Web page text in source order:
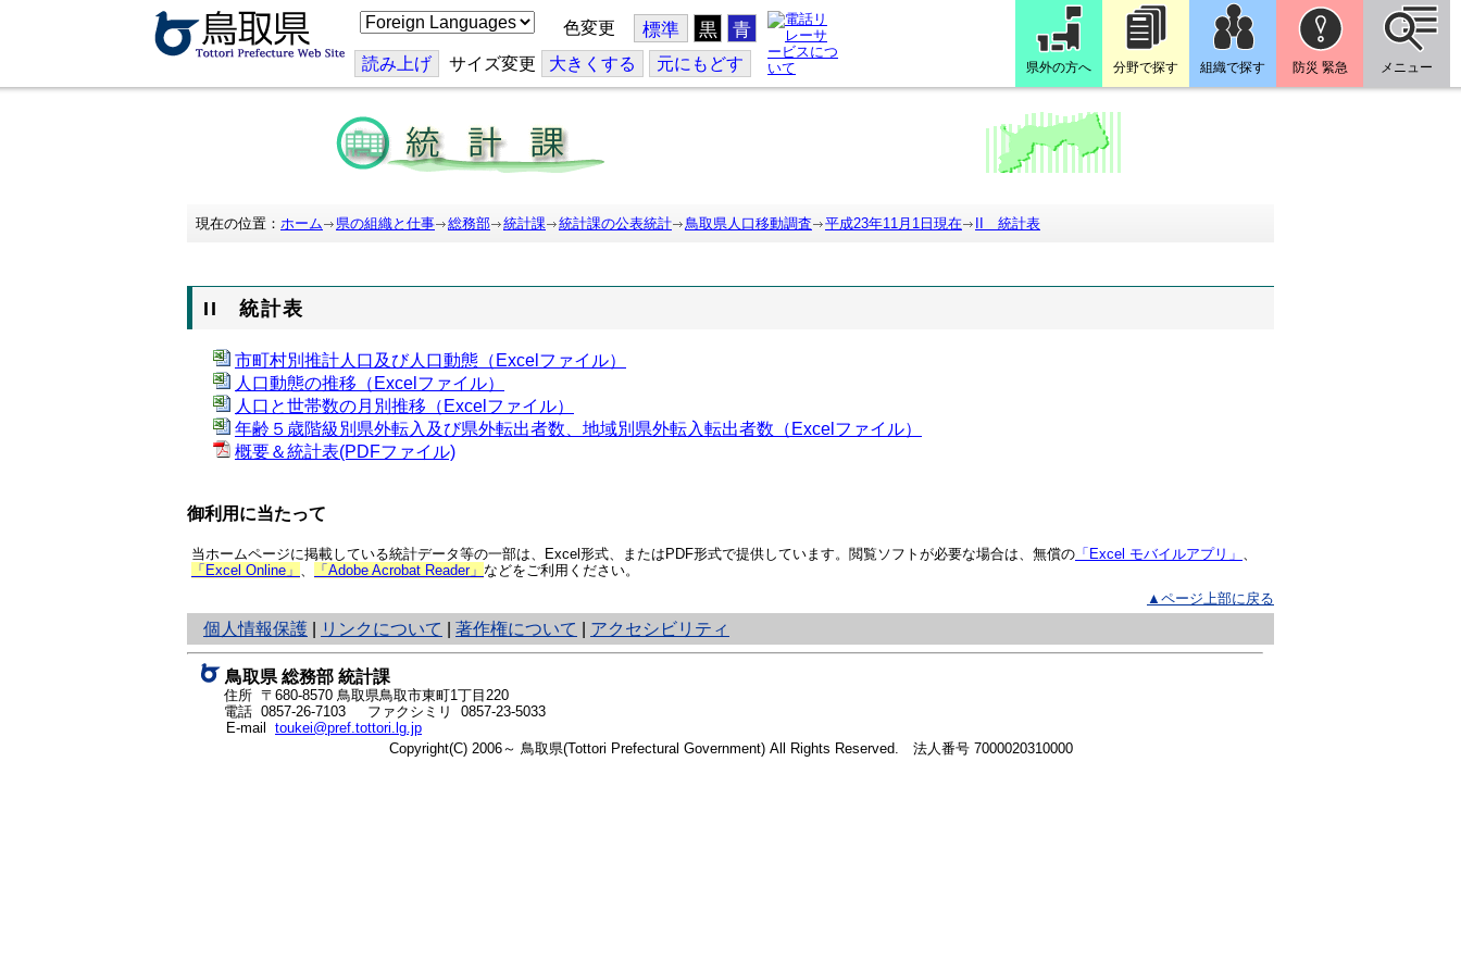
こ
の
ジ
を
訳
す
る
色変更 標準 黒 青
読み上げ サイズ変更 大きくする 元にもどす 県外の方へ 分野で探す 組織で探す 防災 緊急 メニュー
現在の位置： ホーム 県の組織と仕事 総務部 統計課 統計課の公表統計 鳥取県人口移動調査 平成23年11月1日現在 II 統計表
II 統計表
市町村別推計人口及び人口動態（Excelファイル）
人口動態の推移（Excelファイル）
人口と世帯数の月別推移（Excelファイル）
年齢５歳階級別県外転入及び県外転出者数、地域別県外転入転出者数（Excelファイル）
概要＆統計表(PDFファイル)
御利用に当たって
当ホームページに掲載している統計データ等の一部は、Excel形式、またはPDF形式で提供しています。閲覧ソフトが必要な場合は、無償の 「Excel モバイルアプリ」 、
「Excel Online」 、 「Adobe Acrobat Reader」 などをご利用ください。
▲ページ上部に戻る
個人情報保護
と
り
ネ
ッ
ト
へ
リンクについて 著作権について アクセシビリティ
鳥取県 総務部 統計課
住所 〒680-8570 鳥取県鳥取市東町1丁目220
電話 0857-26-7103
ファクシミリ 0857-23-5033
E-mail toukei@pref.tottori.lg.jp
Copyright(C) 2006～ 鳥取県(Tottori Prefectural Government) All Rights Reserved. 法人番号 7000020310000